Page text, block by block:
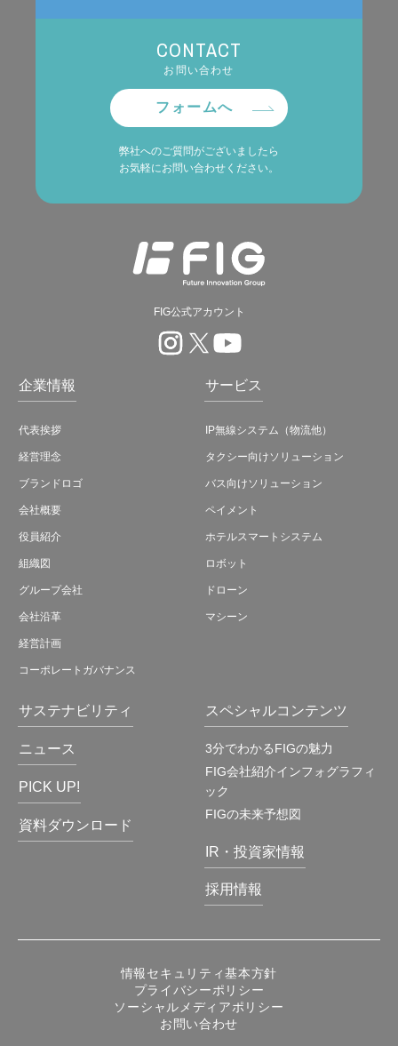
CONTACT
お問い合わせ
フォームへ
弊社へのご質問がございましたら
お気軽にお問い合わせください。
FIG公式アカウント
企業情報
代表挨拶
経営理念
ブランドロゴ
会社概要
役員紹介
組織図
グループ会社
会社沿革
経営計画
コーポレートガバナンス
サービス
IP無線システム（物流他）
タクシー向けソリューション
バス向けソリューション
ペイメント
ホテルスマートシステム
ロボット
ドローン
マシーン
サステナビリティ
ニュース
PICK UP!
資料ダウンロード
スペシャルコンテンツ
3分でわかるFIGの魅力
FIG会社紹介インフォグラフィ
ック
FIGの未来予想図
IR・投資家情報
採用情報
情報セキュリティ基本方針
プライバシーポリシー
ソーシャルメディアポリシー
お問い合わせ